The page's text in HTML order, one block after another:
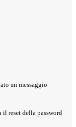
un messaggio
il reset della password